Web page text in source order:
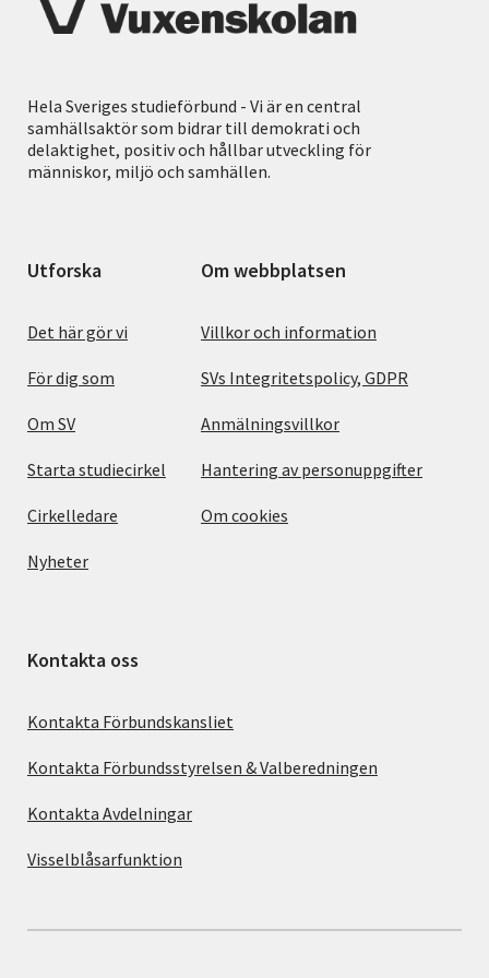
Hela Sveriges studieförbund - Vi är en central
samhällsaktör som bidrar till demokrati och
delaktighet, positiv och hållbar utveckling för
människor, miljö och samhällen.
Utforska
Det här gör vi
För dig som
Om SV
Starta studiecirkel
Cirkelledare
Nyheter
Om webbplatsen
Villkor och information
SVs Integritetspolicy, GDPR
Anmälningsvillkor
Hantering av personuppgifter
Om cookies
Kontakta oss
Kontakta Förbundskansliet
Kontakta Förbundsstyrelsen & Valberedningen
Kontakta Avdelningar
Visselblåsarfunktion